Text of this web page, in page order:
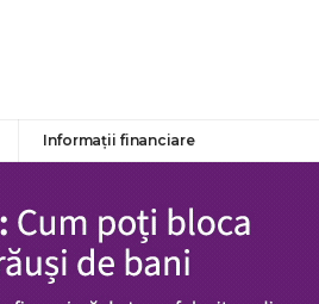
Informații financiare